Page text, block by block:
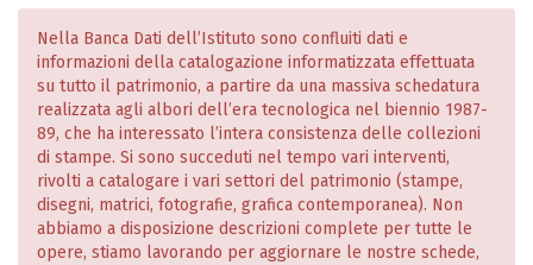
Nella Banca Dati dell’Istituto sono confluiti dati e
informazioni della catalogazione informatizzata effettuata
su tutto il patrimonio, a partire da una massiva schedatura
realizzata agli albori dell’era tecnologica nel biennio 1987-
89, che ha interessato l’intera consistenza delle collezioni
di stampe. Si sono succeduti nel tempo vari interventi,
rivolti a catalogare i vari settori del patrimonio (stampe,
disegni, matrici, fotografie, grafica contemporanea). Non
abbiamo a disposizione descrizioni complete per tutte le
opere, stiamo lavorando per aggiornare le nostre schede,